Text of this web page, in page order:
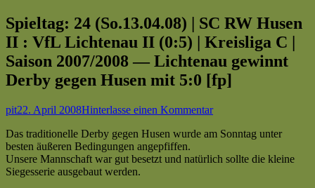
Spieltag: 24 (So.13.04.08) | SC RW Husen
II : VfL Lichtenau II (0:5) | Kreisliga C |
Saison 2007/2008 — Lichtenau gewinnt
Derby gegen Husen mit 5:0 [fp]
Autor
pitVeröffentlicht
22. April 2008Hinterlasse einen Kommentarzu
24
|
Das traditionelle Derby gegen Husen wurde am Sonntag unter
besten äußeren Bedingungen angepfiffen.
Unsere Mannschaft war gut besetzt und natürlich sollte die kleine
Siegesserie ausgebaut werden.